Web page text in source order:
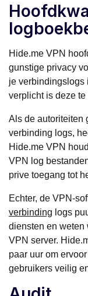
Hide.me VPN
gunstige privacy
je verbindingslogs
verplicht is deze
Als de autoriteiten
verbinding logs,
Hide.me VPN
VPN log
prive toegang tot
Echter, de VPN-
verbinding logs
diensten en weten
VPN server.
paar uur om
gebruikers veilig